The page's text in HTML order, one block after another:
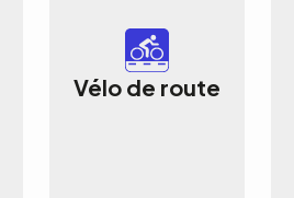
Vélo de route